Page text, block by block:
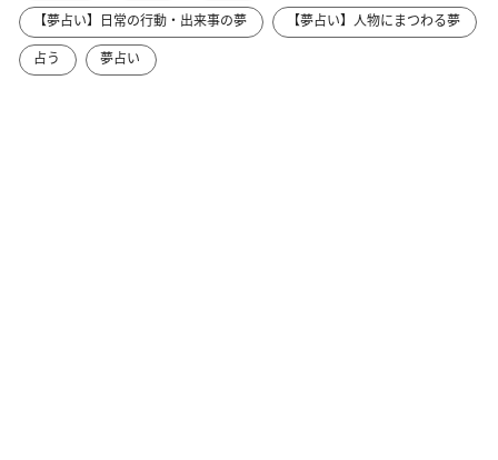
【夢占い】日常の行動・出来事の夢
【夢占い】人物にまつわる夢
占う
夢占い